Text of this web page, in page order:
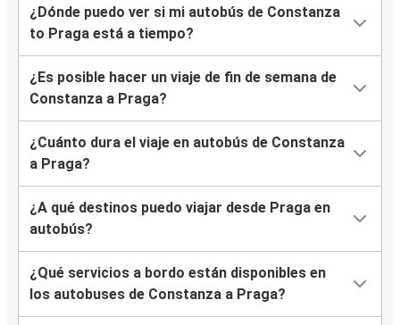
¿Dónde puedo ver si mi autobús de Constanza
to Praga está a tiempo?
¿Es posible hacer un viaje de fin de semana de
Constanza a Praga?
¿Cuánto dura el viaje en autobús de Constanza
a Praga?
¿A qué destinos puedo viajar desde Praga en
autobús?
¿Qué servicios a bordo están disponibles en
los autobuses de Constanza a Praga?